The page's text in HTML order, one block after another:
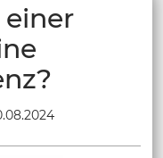
einer